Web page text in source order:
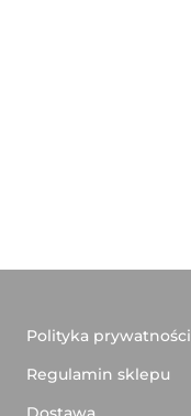
Polityka prywatności
Regulamin sklepu